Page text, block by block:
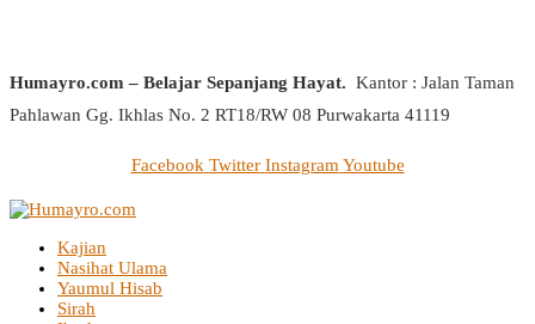
Humayro.com – Belajar Sepanjang Hayat. Kantor : Jalan Taman
Pahlawan Gg. Ikhlas No. 2 RT18/RW 08 Purwakarta 41119
Facebook Twitter Instagram Youtube
Kajian
Nasihat Ulama
Yaumul Hisab
Sirah